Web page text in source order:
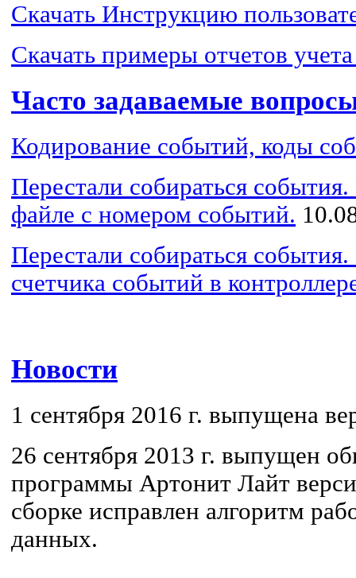
Скачать Инструкцию
Скачать примеры отчетов
Часто задаваемые
Кодирование событий, коды
Перестали собираться
файле с номером событий.
Перестали собираться
счетчика событий в
Новости
1 сентября 2016 г. выпущена
26 сентября 2013 г. выпущен
программы Артонит Лайт
сборке исправлен алгоритм
данных.